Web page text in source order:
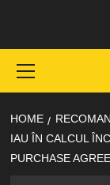
content
Menu
HOME
IAU ÎN CALCUL
PURCHASE